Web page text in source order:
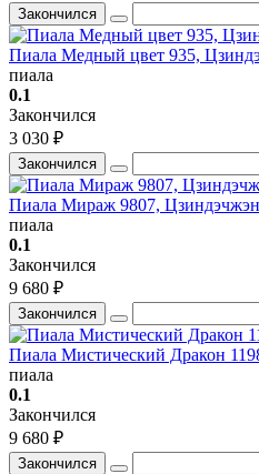
Закончился
Пиала Медный цвет 935,
пиала
0.1
Закончился
3 030 ₽
Закончился
Пиала Мираж 9807,
пиала
0.1
Закончился
9 680 ₽
Закончился
Пиала Мистический Дракон
пиала
0.1
Закончился
9 680 ₽
Закончился